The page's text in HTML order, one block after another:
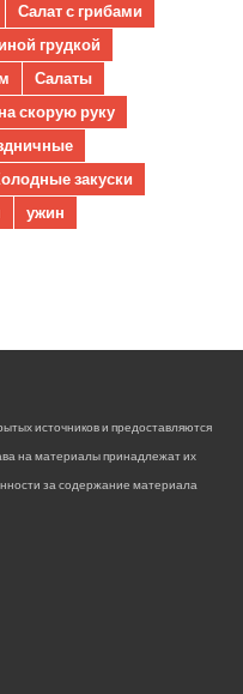
Салат с грибами
грудкой
Салаты
скорую руку
закуски
ужин
источников и предоставляются
на материалы принадлежат их
за содержание материала